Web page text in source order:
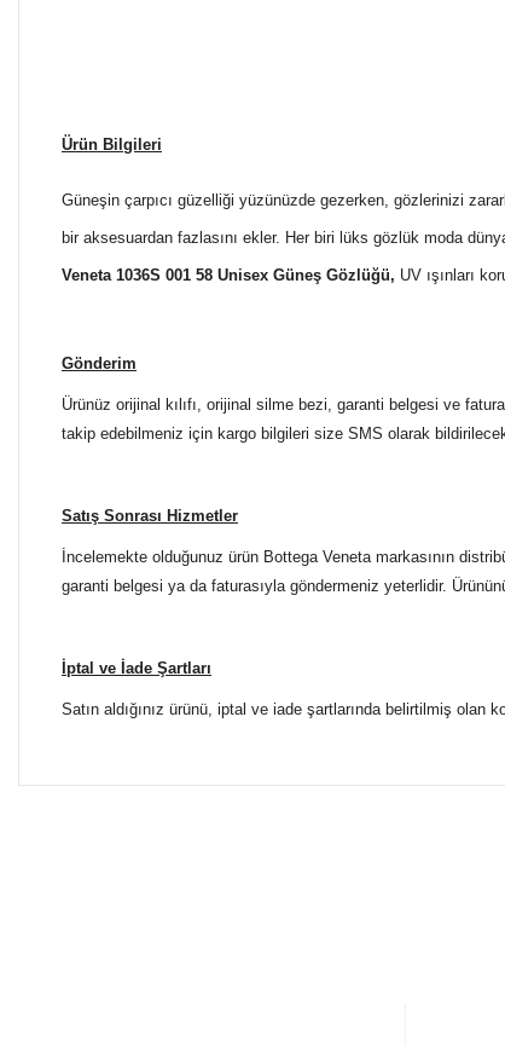
Ürün Bilgileri
Güneşin çarpıcı güzelliği yüzünüzde gezerken, gözlerinizi
bir aksesuardan fazlasını ekler. Her biri lüks gözlük moda
Veneta 1036S 001 58 Unisex Güneş Gözlüğü, UV ışınları
Gönderim
Ürünüz orijinal kılıfı, orijinal silme bezi, garanti belgesi ve
takip edebilmeniz için kargo bilgileri size SMS olarak
Satış Sonrası Hizmetler
İncelemekte olduğunuz ürün Bottega Veneta markasının
garanti belgesi ya da faturasıyla göndermeniz yeterlidir.
İptal ve İade Şartları
Satın aldığınız ürünü, iptal ve iade şartlarında belirtilmiş